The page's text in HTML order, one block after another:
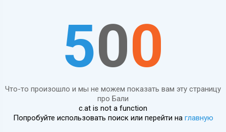
500
Что-то произошло и мы не можем показать вам эту страницу
про Бали
c.at is not a function
Попробуйте использовать поиск или перейти на главную